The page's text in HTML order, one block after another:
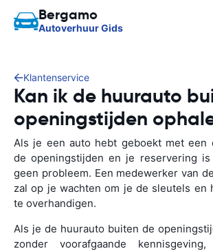
Bergamo
Autoverhuur Gids
Klantenservice
Kan ik de huurauto
openingstijden
Als je een auto hebt geboekt met een
de openingstijden en je reservering
geen probleem. Een medewerker van
zal op je wachten om je de sleutels en
te overhandigen.
Als je de huurauto buiten de
zonder voorafgaande